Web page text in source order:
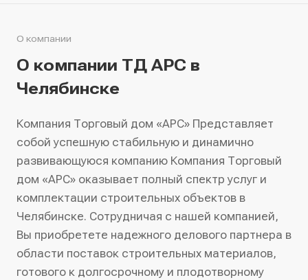
О компании
О компании ТД АРС в
Челябинске
Компания Торговый дом «АРС» Представляет
собой успешную стабильную и динамично
развивающуюся компанию Компания Торговый
дом «АРС» оказывает полный спектр услуг и
комплектации строительных объектов в
Челябинске. Сотрудничая с нашей компанией,
Вы приобретете надежного делового партнера в
области поставок строительных материалов,
готового к долгосрочному и плодотворному